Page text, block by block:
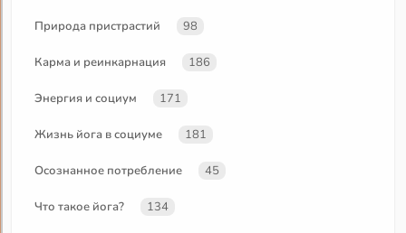
Природа пристрастий 98
Карма и реинкарнация 186
Энергия и социум 171
Жизнь йога в социуме 181
Осознанное потребление 45
Что такое йога? 134